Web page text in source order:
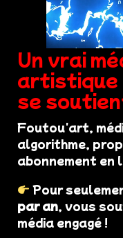
Un vrai
artistique
se
Foutou'art,
algorithme,
abonnement en
Pour
par an, vous
média engagé !